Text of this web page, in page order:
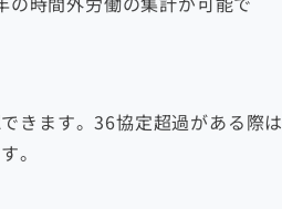
きます。36協定超過がある際は
。